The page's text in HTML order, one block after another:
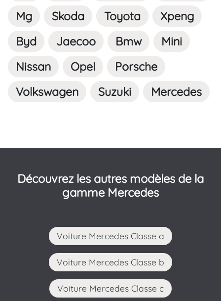
Mg
Skoda Toyota
Xpeng
Byd
Jaecoo Bmw
Mini
Nissan
Opel
Porsche
Volkswagen
Suzuki Mercedes
Découvrez les autres modèles de la
gamme Mercedes
Voiture Mercedes Classe a
Voiture Mercedes Classe b
Voiture Mercedes Classe c